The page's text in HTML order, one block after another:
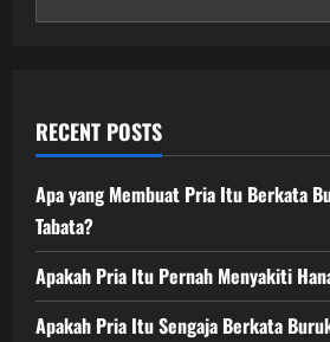
RECENT POSTS
Apa yang Membuat Pria Itu Berkata
Tabata?
Apakah Pria Itu Pernah Menyakiti
Apakah Pria Itu Sengaja Berkata